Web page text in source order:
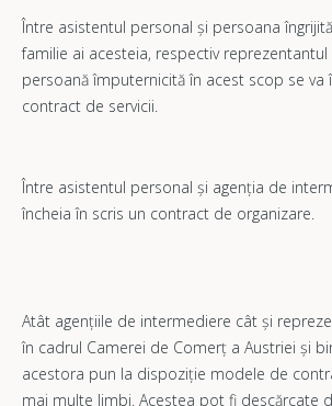
Între asistentul personal și persoana
familie ai acesteia, respectiv reprezentantul
persoană împuternicită în acest scop se va
contract de servicii.
Între asistentul personal și agenția de
încheia în scris un contract de organizare.
Atât agențiile de intermediere cât și
în cadrul Camerei de Comerț a Austriei și
acestora pun la dispoziție modele de
mai multe limbi. Acestea pot fi descărcate